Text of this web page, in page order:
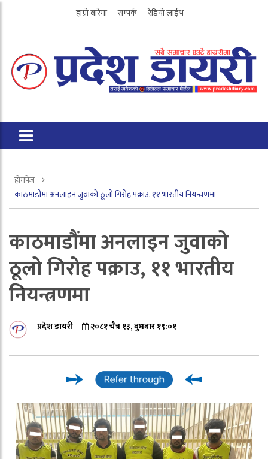
हाम्रो बारेमा सम्पर्क रेडियो लाईभ
होमपेज
काठमाडौंमा अनलाइन जुवाको ठूलो गिरोह पक्राउ, ११ भारतीय नियन्त्रणमा
काठमाडौंमा अनलाइन जुवाको
ठूलो गिरोह पक्राउ, ११ भारतीय
नियन्त्रणमा
प्रदेश डायरी २०८१ चैत्र १३, बुधबार १९:०१